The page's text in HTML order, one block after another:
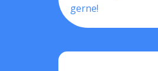
gerne!